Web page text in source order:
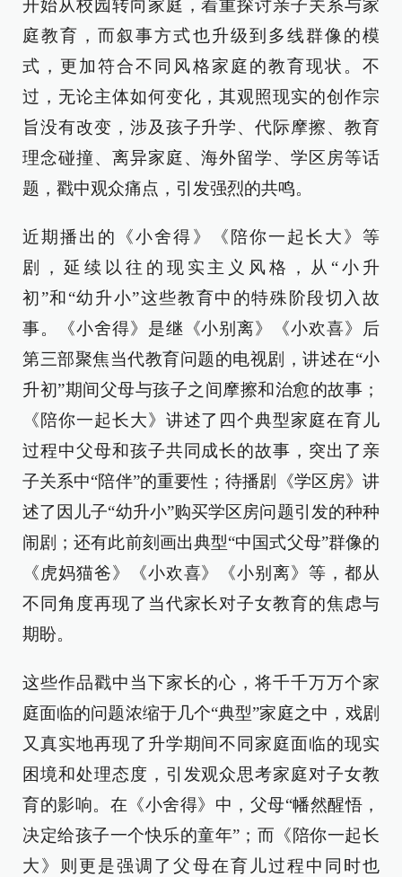
开始从校园转向家庭，着重探讨亲子关系与家
庭教育，而叙事方式也升级到多线群像的模
式，更加符合不同风格家庭的教育现状。不
过，无论主体如何变化，其观照现实的创作宗
旨没有改变，涉及孩子升学、代际摩擦、教育
理念碰撞、离异家庭、海外留学、学区房等话
题，戳中观众痛点，引发强烈的共鸣。
近期播出的《小舍得》《陪你一起长大》等
剧，延续以往的现实主义风格，从“小升
初”和“幼升小”这些教育中的特殊阶段切入故
事。《小舍得》是继《小别离》《小欢喜》后
第三部聚焦当代教育问题的电视剧，讲述在“小
升初”期间父母与孩子之间摩擦和治愈的故事；
《陪你一起长大》讲述了四个典型家庭在育儿
过程中父母和孩子共同成长的故事，突出了亲
子关系中“陪伴”的重要性；待播剧《学区房》讲
述了因儿子“幼升小”购买学区房问题引发的种种
闹剧；还有此前刻画出典型“中国式父母”群像的
《虎妈猫爸》《小欢喜》《小别离》等，都从
不同角度再现了当代家长对子女教育的焦虑与
期盼。
这些作品戳中当下家长的心，将千千万万个家
庭面临的问题浓缩于几个“典型”家庭之中，戏剧
又真实地再现了升学期间不同家庭面临的现实
困境和处理态度，引发观众思考家庭对子女教
育的影响。在《小舍得》中，父母“幡然醒悟，
决定给孩子一个快乐的童年”；而《陪你一起长
大》则更是强调了父母在育儿过程中同时也